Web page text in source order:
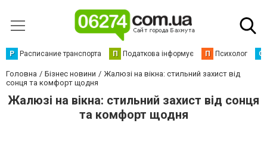
Р Расписание транспорта П Податкова інформує П Психолог С
Головна Бізнес новини
Жалюзі на вікна: стильний захист від
сонця та комфорт щодня
Жалюзі на вікна: стильний захист від сонця
та комфорт щодня